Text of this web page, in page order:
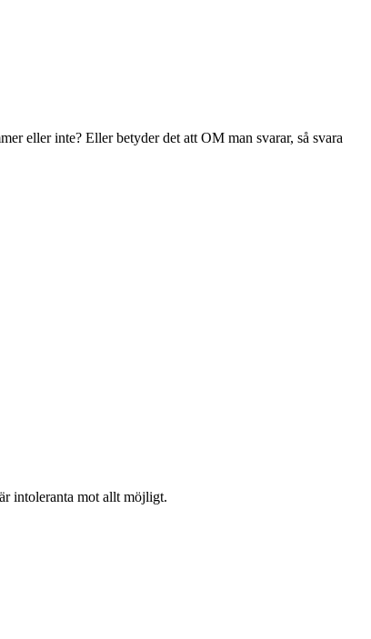
eller inte? Eller betyder det att OM man svarar, så svara
intoleranta mot allt möjligt.